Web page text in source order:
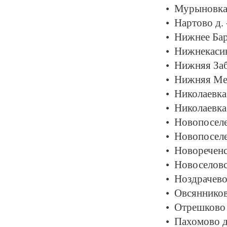
Нартово д.
Нижнее
Нижняя
Нижняя
Пахомово